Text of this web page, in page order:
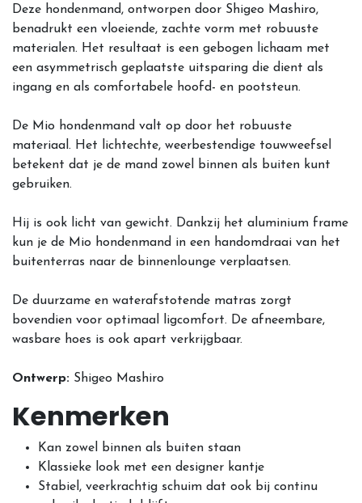
Deze hondenmand, ontworpen door Shigeo Mashiro,
benadrukt een vloeiende, zachte vorm met robuuste
materialen. Het resultaat is een gebogen lichaam met
een asymmetrisch geplaatste uitsparing die dient als
ingang en als comfortabele hoofd- en pootsteun.
De Mio hondenmand valt op door het robuuste
materiaal. Het lichtechte, weerbestendige touwweefsel
betekent dat je de mand zowel binnen als buiten kunt
gebruiken.
Hij is ook licht van gewicht. Dankzij het aluminium frame
kun je de Mio hondenmand in een handomdraai van het
buitenterras naar de binnenlounge verplaatsen.
De duurzame en waterafstotende matras zorgt
bovendien voor optimaal ligcomfort. De afneembare,
wasbare hoes is ook apart verkrijgbaar.
Ontwerp: Shigeo Mashiro
Kenmerken
Kan zowel binnen als buiten staan
Klassieke look met een designer kantje
Stabiel, veerkrachtig schuim dat ook bij continu